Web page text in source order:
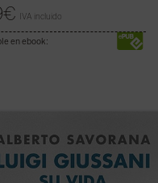
€ IVA incluido
en ebook:
de los años cincuenta, un
sacerdote italiano se da cuenta de
la gran mayoría de los jóvenes con
se encuentra, pertenecientes a